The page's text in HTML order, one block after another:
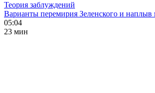
Теория заблуждений
Варианты перемирия Зеленского и наплыв
05:04
23 мин